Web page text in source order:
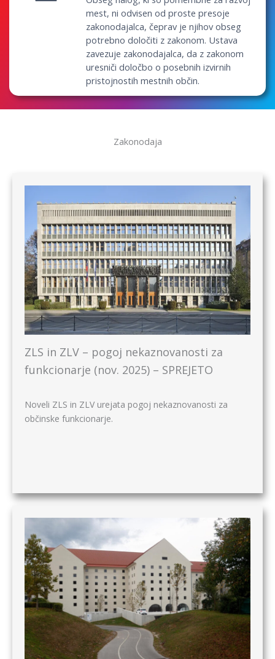
mest, ni odvisen od proste presoje
zakonodajalca, čeprav je njihov obseg
potrebno določiti z zakonom. Ustava
zavezuje zakonodajalca, da z zakonom
uresniči določbo o posebnih izvirnih
pristojnostih mestnih občin.
Zakonodaja
ZLS in ZLV – pogoj nekaznovanosti za
funkcionarje (nov. 2025) – SPREJETO
Noveli ZLS in ZLV urejata pogoj nekaznovanosti za
občinske funkcionarje.